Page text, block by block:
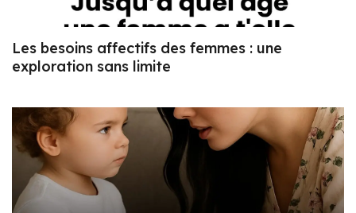
Les besoins affectifs des femmes : une
exploration sans limite